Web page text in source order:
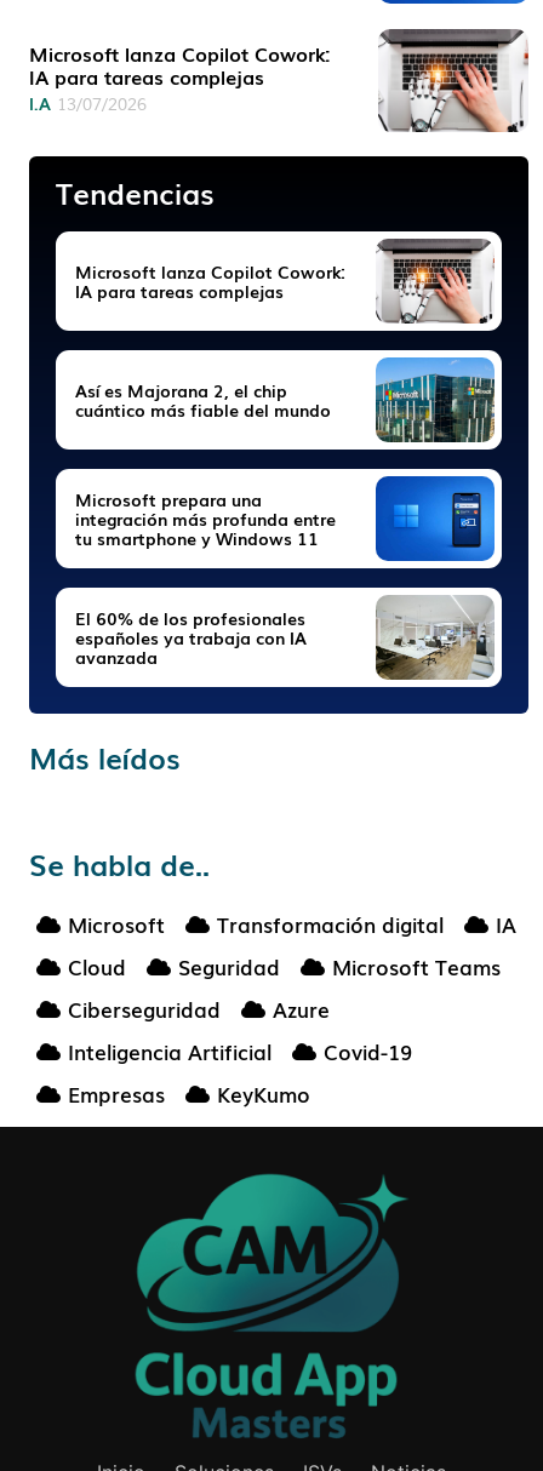
Microsoft lanza Copilot Cowork:
IA para tareas complejas
I.A 13/07/2026
Tendencias
Microsoft lanza Copilot Cowork:
IA para tareas complejas
Así es Majorana 2, el chip
cuántico más fiable del mundo
Microsoft prepara una
integración más profunda entre
tu smartphone y Windows 11
El 60% de los profesionales
españoles ya trabaja con IA
avanzada
Más leídos
Se habla de..
Microsoft Transformación digital
IA
Cloud
Seguridad
Microsoft Teams
Ciberseguridad
Azure
Inteligencia Artificial
Covid-19
Empresas
KeyKumo